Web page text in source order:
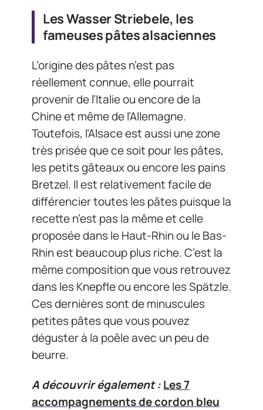
Les Wasser Striebele, les
fameuses pâtes alsaciennes
L’origine des pâtes n’est pas
réellement connue, elle pourrait
provenir de l’Italie ou encore de la
Chine et même de l’Allemagne.
Toutefois, l’Alsace est aussi une zone
très prisée que ce soit pour les pâtes,
les petits gâteaux ou encore les pains
Bretzel. Il est relativement facile de
différencier toutes les pâtes puisque la
recette n’est pas la même et celle
proposée dans le Haut-Rhin ou le Bas-
Rhin est beaucoup plus riche. C’est la
même composition que vous retrouvez
dans les Knepfle ou encore les Spätzle.
Ces dernières sont de minuscules
petites pâtes que vous pouvez
déguster à la poêle avec un peu de
beurre.
A découvrir également :Les 7
accompagnements de cordon bleu